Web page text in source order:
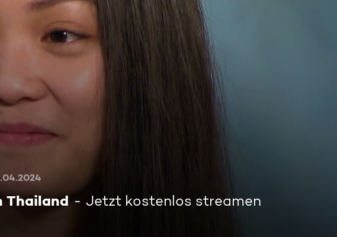
Butsara sehnt sich nach ihrem Vater in Thailand
Thailand Jetzt kostenlos streamen